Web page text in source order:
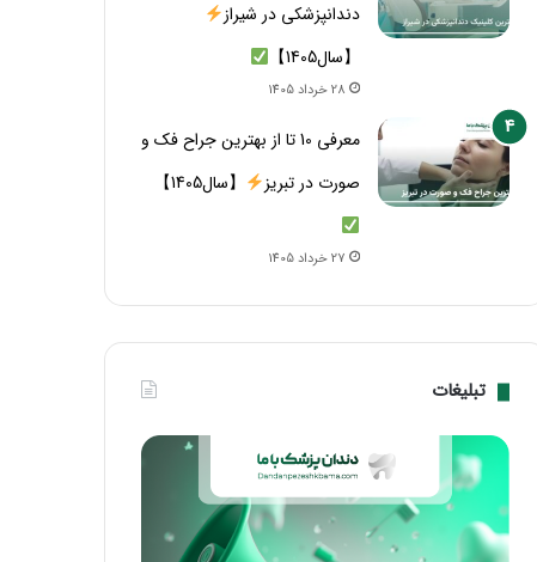
دندانپزشکی در شیراز
【سال1405】
28 خرداد 1405
معرفی 10 تا از بهترین جراح فک و
صورت در تبریز
【سال1405】
27 خرداد 1405
تبلیغات